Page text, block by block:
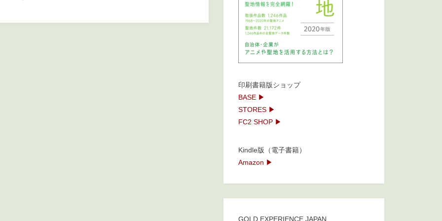
印刷書籍版ショップ
BASE ▶
STORES ▶
FC2 SHOP ▶
Kindle版（電子書籍）
Amazon ▶
GOLD EXPERIENCE JAPAN